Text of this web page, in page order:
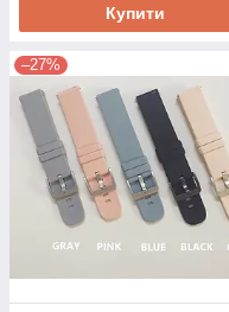
Купити
–27%